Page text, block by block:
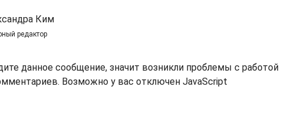
Ким
редактор
данное сообщение, значит возникли проблемы с работой
Возможно у вас отключен JavaScript